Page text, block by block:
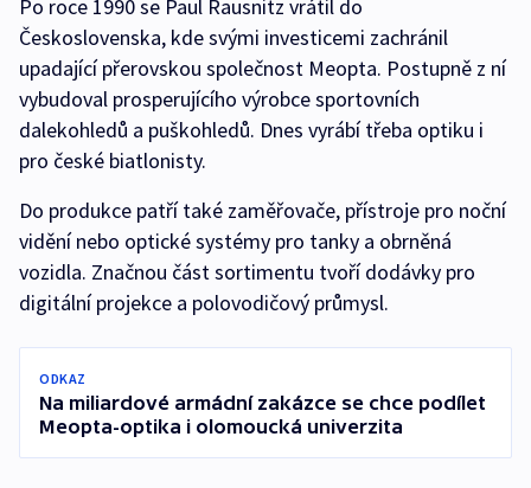
Po roce 1990 se Paul Rausnitz vrátil do
Československa, kde svými investicemi zachránil
upadající přerovskou společnost Meopta. Postupně z ní
vybudoval prosperujícího výrobce sportovních
dalekohledů a puškohledů. Dnes vyrábí třeba optiku i
pro české biatlonisty.
Do produkce patří také zaměřovače, přístroje pro noční
vidění nebo optické systémy pro tanky a obrněná
vozidla. Značnou část sortimentu tvoří dodávky pro
digitální projekce a polovodičový průmysl.
ODKAZ
Na miliardové armádní zakázce se chce podílet
Meopta-optika i olomoucká univerzita